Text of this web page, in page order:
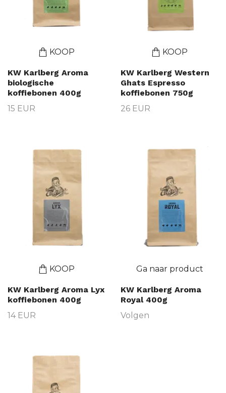
KOOP
KW Karlberg Aroma
biologische
koffiebonen 400g
15 EUR
KOOP
KW Karlberg Western
Ghats Espresso
koffiebonen 750g
26 EUR
KOOP
KW Karlberg Aroma Lyx
koffiebonen 400g
14 EUR
Ga naar product
KW Karlberg Aroma
Royal 400g
Volgen